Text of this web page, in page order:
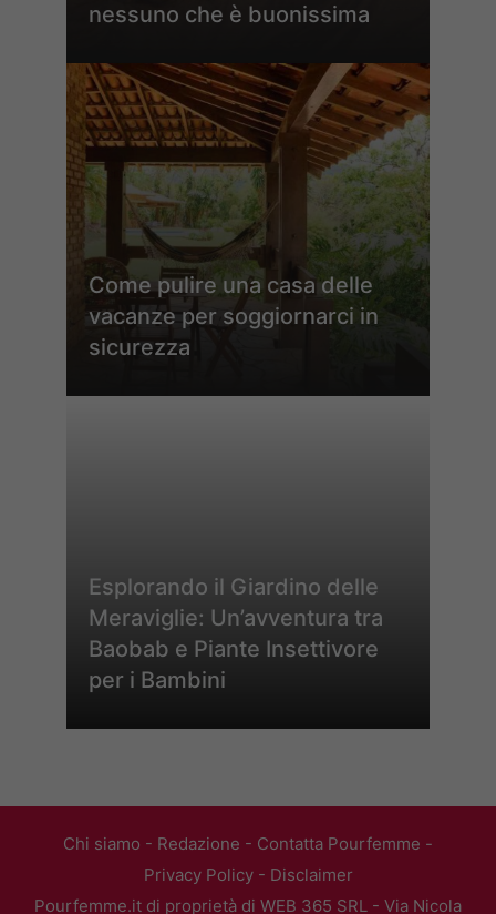
nessuno che è buonissima
Come pulire una casa delle
vacanze per soggiornarci in
sicurezza
Esplorando il Giardino delle
Meraviglie: Un’avventura tra
Baobab e Piante Insettivore
per i Bambini
Chi siamo - Redazione - Contatta Pourfemme -
Privacy Policy- Disclaimer
Pourfemme.it di proprietà di WEB 365 SRL - Via Nicola